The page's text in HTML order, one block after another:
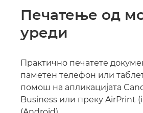
Печатење од
уреди
Практично печатете
паметен телефон или
помош на апликацијата
Business или преку AirPrint